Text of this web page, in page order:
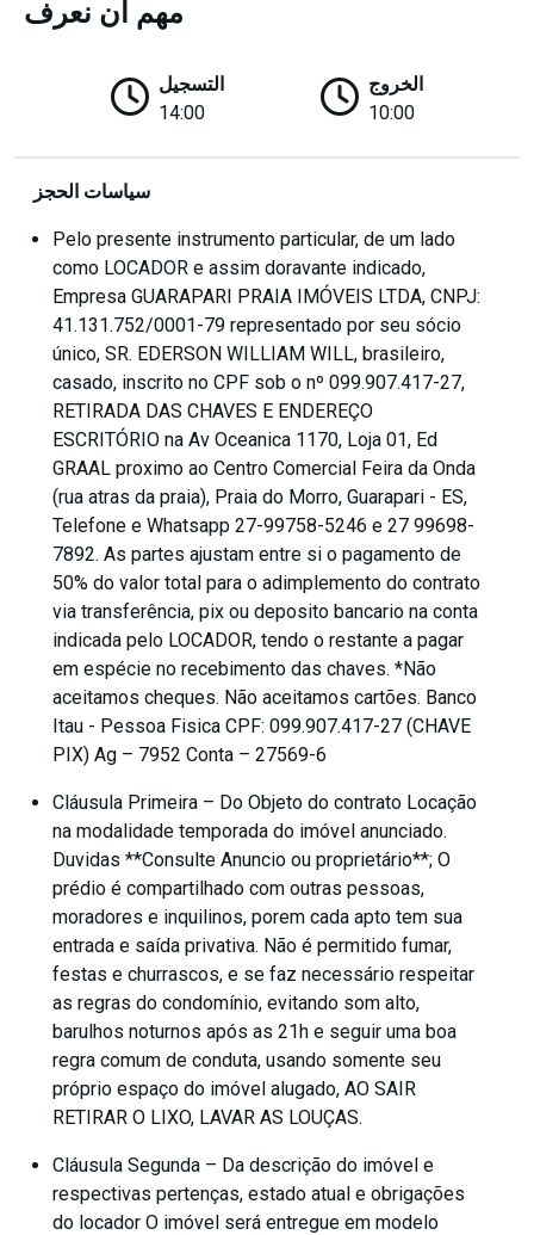
مهم أن نعرف
التسجيل
14:00
الخروج
10:00
سياسات الحجز
Pelo presente instrumento particular, de um lado
como LOCADOR e assim doravante indicado,
Empresa GUARAPARI PRAIA IMÓVEIS LTDA, CNPJ:
41.131.752/0001-79 representado por seu sócio
único, SR. EDERSON WILLIAM WILL, brasileiro,
casado, inscrito no CPF sob o nº 099.907.417-27,
RETIRADA DAS CHAVES E ENDEREÇO
ESCRITÓRIO na Av Oceanica 1170, Loja 01, Ed
GRAAL proximo ao Centro Comercial Feira da Onda
(rua atras da praia), Praia do Morro, Guarapari - ES,
Telefone e Whatsapp 27-99758-5246 e 27 99698-
7892. As partes ajustam entre si o pagamento de
50% do valor total para o adimplemento do contrato
via transferência, pix ou deposito bancario na conta
indicada pelo LOCADOR, tendo o restante a pagar
em espécie no recebimento das chaves. *Não
aceitamos cheques. Não aceitamos cartões. Banco
Itau - Pessoa Fisica CPF: 099.907.417-27 (CHAVE
PIX) Ag – 7952 Conta – 27569-6
Cláusula Primeira – Do Objeto do contrato Locação
na modalidade temporada do imóvel anunciado.
Duvidas **Consulte Anuncio ou proprietário**; O
prédio é compartilhado com outras pessoas,
moradores e inquilinos, porem cada apto tem sua
entrada e saída privativa. Não é permitido fumar,
festas e churrascos, e se faz necessário respeitar
as regras do condomínio, evitando som alto,
barulhos noturnos após as 21h e seguir uma boa
regra comum de conduta, usando somente seu
próprio espaço do imóvel alugado, AO SAIR
RETIRAR O LIXO, LAVAR AS LOUÇAS.
Cláusula Segunda – Da descrição do imóvel e
respectivas pertenças, estado atual e obrigações
do locador O imóvel será entregue em modelo